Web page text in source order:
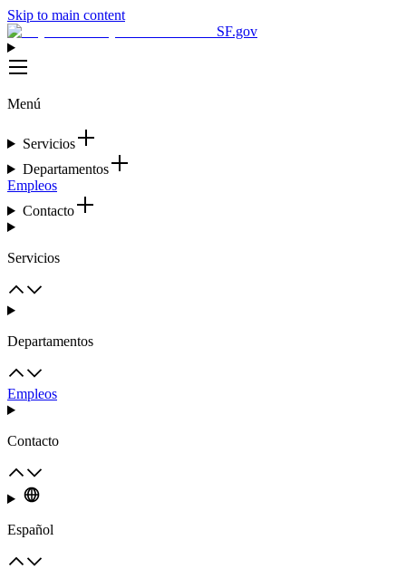
Skip to main content
SF.gov
Menú
Servicios
Departamentos
Empleos
Contacto
Servicios
Departamentos
Empleos
Contacto
Español